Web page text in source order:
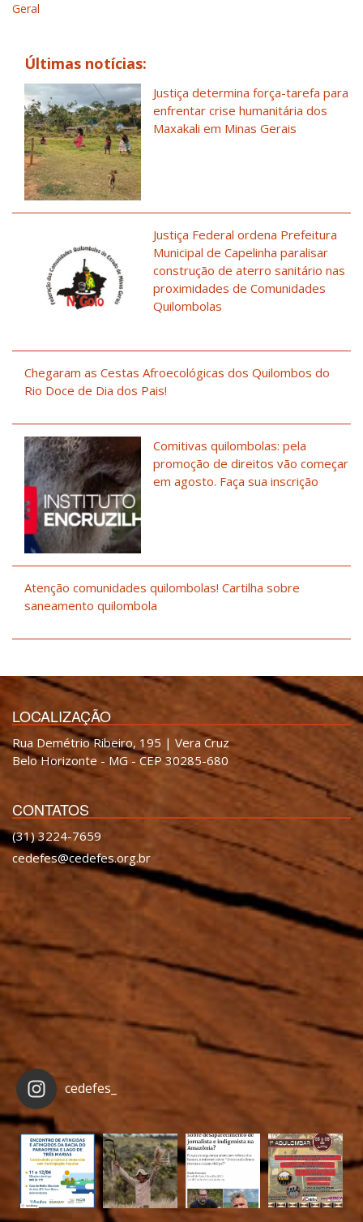
Geral
Últimas notícias:
Justiça determina força-tarefa para
enfrentar crise humanitária dos
Maxakali em Minas Gerais
Justiça Federal ordena Prefeitura
Municipal de Capelinha paralisar
construção de aterro sanitário nas
proximidades de Comunidades
Quilombolas
Chegaram as Cestas Afroecológicas dos Quilombos do
Rio Doce de Dia dos Pais!
Comitivas quilombolas: pela
promoção de direitos vão começar
em agosto. Faça sua inscrição
Atenção comunidades quilombolas! Cartilha sobre
saneamento quilombola
LOCALIZAÇÃO
Rua Demétrio Ribeiro, 195 | Vera Cruz
Belo Horizonte - MG - CEP 30285-680
CONTATOS
(31) 3224-7659
cedefes@cedefes.org.br
cedefes_